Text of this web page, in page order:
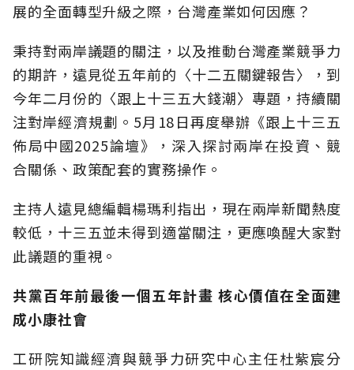
展的全面轉型升級之際，台灣產業如何因應？
秉持對兩岸議題的關注，以及推動台灣產業競爭力
的期許，遠見從五年前的〈十二五關鍵報告〉，到
今年二月份的〈跟上十三五大錢潮〉專題，持續關
注對岸經濟規劃。5月18日再度舉辦《跟上十三五
佈局中國2025論壇》，深入探討兩岸在投資、競
合關係、政策配套的實務操作。
主持人遠見總編輯楊瑪利指出，現在兩岸新聞熱度
較低，十三五並未得到適當關注，更應喚醒大家對
此議題的重視。
共黨百年前最後一個五年計畫核心價值在全面建
成小康社會
工研院知識經濟與競爭力研究中心主任杜紫宸分